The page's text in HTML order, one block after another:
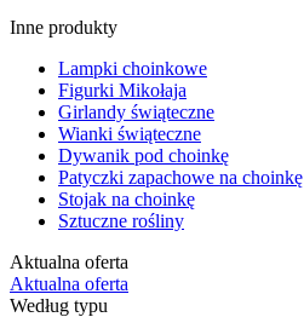
Inne produkty
Lampki choinkowe
Figurki Mikołaja
Girlandy świąteczne
Wianki świąteczne
Dywanik pod choinkę
Patyczki zapachowe na choinkę
Stojak na choinkę
Sztuczne rośliny
Aktualna oferta
Aktualna oferta
Według typu